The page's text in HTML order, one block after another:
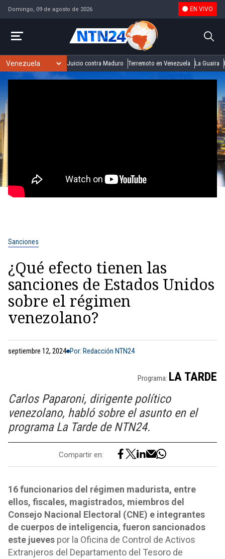
Domingo, 09 de agosto de 2026 EN VIVO
Juicio contra Maduro Terremoto en Venezuela La Guaira
Sanciones
¿Qué efecto tienen las
sanciones de Estados Unidos
sobre el régimen
venezolano?
septiembre 12, 2024 Por: Redacción NTN24
Programa: LA TARDE
Carlos Paparoni, dirigente político
venezolano, habló sobre el asunto en el
programa La Tarde de NTN24.
Compartir en:
16 funcionarios del régimen madurista, entre
ellos, fiscales, magistrados, miembros del
Consejo Nacional Electoral (CNE) e integrantes
de cuerpos de inteligencia, fueron sancionados
este jueves por la Oficina de Control de Activos
Extranjeros del Departamento del Tesoro de